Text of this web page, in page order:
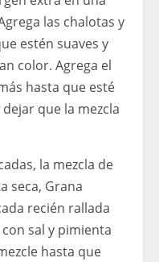
las chalotas y
estén suaves y
color. Agrega el
hasta que esté
que la mezcla
la mezcla de
seca, Grana
recién rallada
sal y pimienta
hasta que